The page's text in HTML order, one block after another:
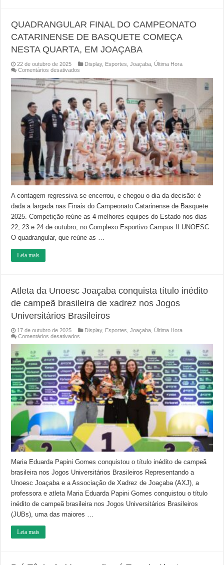
QUADRANGULAR FINAL DO CAMPEONATO
CATARINENSE DE BASQUETE COMEÇA
NESTA QUARTA, EM JOAÇABA
22 de outubro de 2025 Display, Esportes ,Joaçaba Última Hora
Comentários desativados
FINAL
DO
CAMPEONATO
CATARINENSE
DE
BASQUETE
COMEÇA
NESTA
QUARTA,
EM
JOAÇABA
A contagem regressiva se encerrou, e chegou o dia da decisão: é
dada a largada nas Finais do Campeonato Catarinense de Basquete
2025. Competição reúne as 4 melhores equipes do Estado nos dias
22, 23 e 24 de outubro, no Complexo Esportivo Campus II UNOESC
O quadrangular, que reúne as …
Leia mais
Atleta da Unoesc Joaçaba conquista título inédito
de campeã brasileira de xadrez nos Jogos
Universitários Brasileiros
17 de outubro de 2025 Display, Esportes ,Joaçaba Última Hora
Comentários desativados
Unoesc
Joaçaba
conquista
título
inédito
de
campeã
brasileira
de
xadrez
nos
Jogos
Universitários
Brasileiros
Maria Eduarda Papini Gomes conquistou o título inédito de campeã
brasileira nos Jogos Universitários Brasileiros Representando a
Unoesc Joaçaba e a Associação de Xadrez de Joaçaba (AXJ), a
professora e atleta Maria Eduarda Papini Gomes conquistou o título
inédito de campeã brasileira nos Jogos Universitários Brasileiros
(JUBs), uma das maiores …
Leia mais